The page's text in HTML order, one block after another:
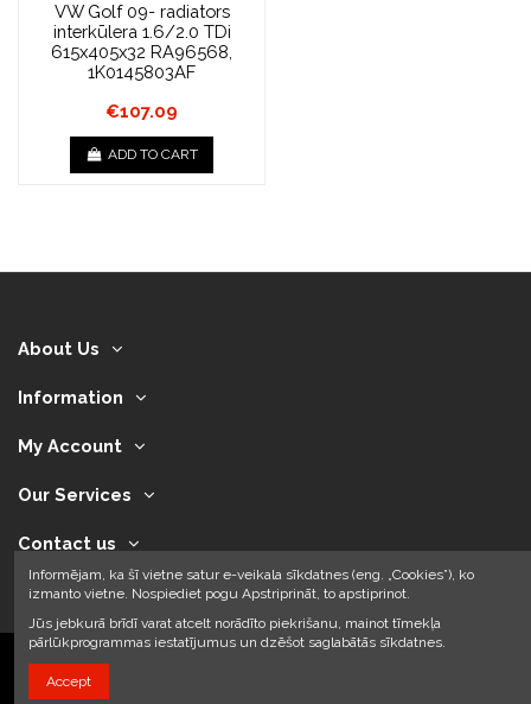
VW Golf 09- radiators
interkūlera 1.6/2.0 TDi
615x405x32 RA96568,
1K0145803AF
€107.09
ADD TO CART
About Us
Information
My Account
Our Services
Contact us
Informējam, ka šī vietne satur e-veikala sīkdatnes (eng. „Cookies”), ko
izmanto vietne. Nospiediet pogu Apstriprināt, to apstiprinot.
Jūs jebkurā brīdī varat atcelt norādīto piekrišanu, mainot tīmekļa
pārlūkprogrammas iestatījumus un dzēšot saglabātās sīkdatnes.
Accept